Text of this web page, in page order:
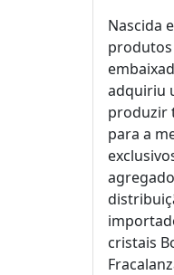
Nascida
adquiriu
produzir
para a
cristais